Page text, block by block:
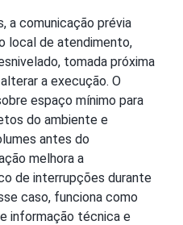
a comunicação prévia
local de atendimento,
tomada próxima
a execução. O
espaço mínimo para
do ambiente e
antes do
melhora a
de interrupções durante
caso, funciona como
informação técnica e